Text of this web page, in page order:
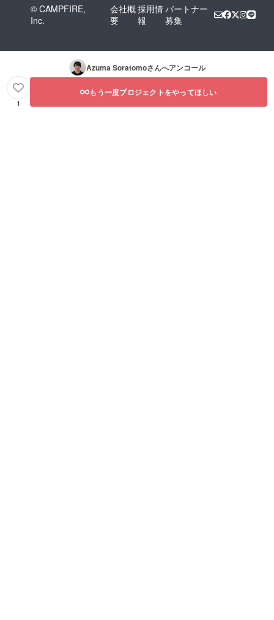
© CAMPFIRE,
Inc.
会社概
要
採用情
報
パートナー
募集
Azuma Soratomoさんへアンコール
1
もう一度プロジェクトをやってほしい